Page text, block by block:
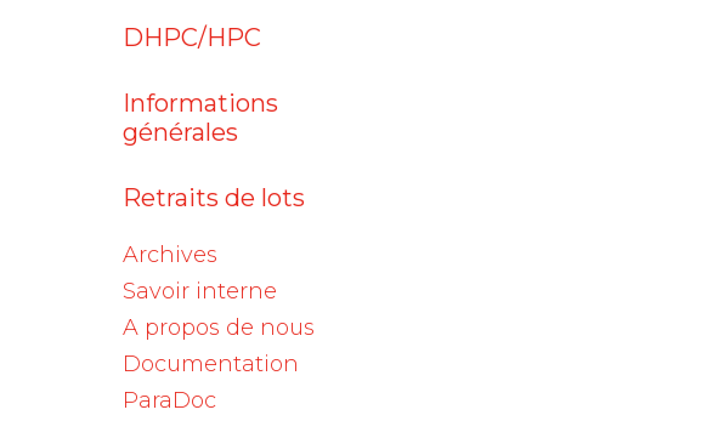
DHPC/HPC
Informations
générales
Retraits de lots
Archives
Savoir interne
A propos de nous
Documentation
ParaDoc